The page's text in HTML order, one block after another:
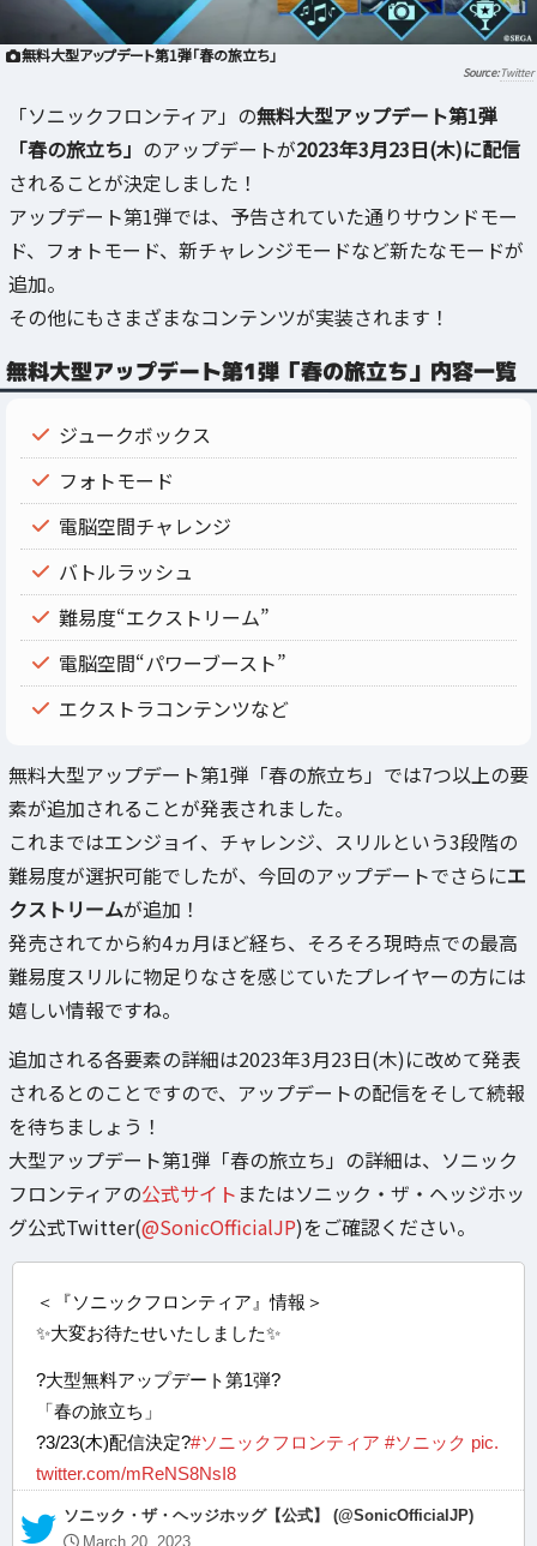
無料大型アップデート第1弾「春の旅立ち」
Twitter
「ソニックフロンティア」の無料大型アップデート第1弾
「春の旅立ち」 のアップデートが2023年3月23日(木)に配信
されることが決定しました！
アップデート第1弾では、予告されていた通りサウンドモー
ド、フォトモード、新チャレンジモードなど新たなモードが
追加。
その他にもさまざまなコンテンツが実装されます！
無料大型アップデート第1弾「春の旅立ち」内容一覧
ジュークボックス
フォトモード
電脳空間チャレンジ
バトルラッシュ
難易度“エクストリーム”
電脳空間“パワーブースト”
エクストラコンテンツなど
無料大型アップデート第1弾「春の旅立ち」では7つ以上の要
素が追加されることが発表されました。
これまではエンジョイ、チャレンジ、スリルという3段階の
難易度が選択可能でしたが、今回のアップデートでさらにエ
クストリームが追加！
発売されてから約4ヵ月ほど経ち、そろそろ現時点での最高
難易度スリルに物足りなさを感じていたプレイヤーの方には
嬉しい情報ですね。
追加される各要素の詳細は2023年3月23日(木)に改めて発表
されるとのことですので、アップデートの配信をそして続報
を待ちましょう！
大型アップデート第1弾「春の旅立ち」の詳細は、ソニック
フロンティアの公式サイト またはソニック・ザ・ヘッジホッ
グ公式Twitter(@SonicOfficialJP)をご確認ください。
＜『ソニックフロンティア』情報＞
✨大変お待たせいたしました✨
?大型無料アップデート第1弾?
「春の旅立ち」
?3/23(木)配信決定?#ソニックフロンティア #ソニック pic.
twitter.com/mReNS8NsI8
— ソニック・ザ・ヘッジホッグ【公式】 (@SonicOfficialJP)
March 20, 2023